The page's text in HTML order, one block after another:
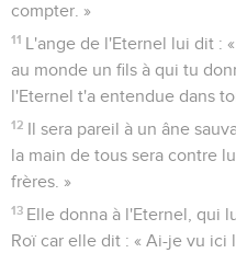
compter. »
11 L'ange de l'Eternel lui dit :
au monde un fils à qui tu
l'Eternel t'a entendue dans
12 Il sera pareil à un âne
la main de tous sera contre
frères. »
13 Elle donna à l'Eternel, qui
Roï car elle dit : « Ai-je vu ici